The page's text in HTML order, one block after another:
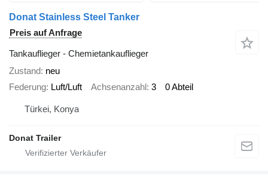
Donat Stainless Steel Tanker
Preis auf Anfrage
Tankauflieger - Chemietankauflieger
Zustand neu
Federung Luft/Luft Achsenanzahl 3 0 Abteil
Türkei, Konya
Donat Trailer